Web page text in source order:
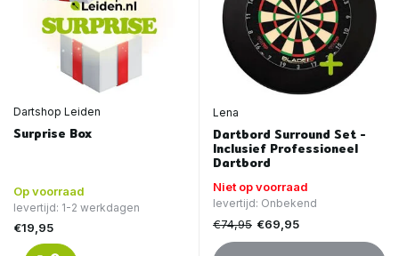
Dartshop Leiden
Surprise Box
Op voorraad
levertijd: 1-2 werkdagen
€19,95
Lena
Dartbord Surround Set -
Inclusief Professioneel
Dartbord
Niet op voorraad
levertijd: Onbekend
€74,95 €69,95